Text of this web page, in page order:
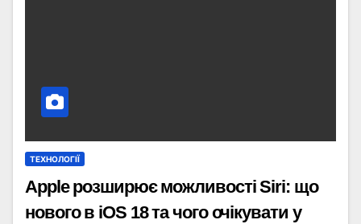
ТЕХНОЛОГІЇ
Apple розширює можливості Siri: що
нового в iOS 18 та чого очікувати у